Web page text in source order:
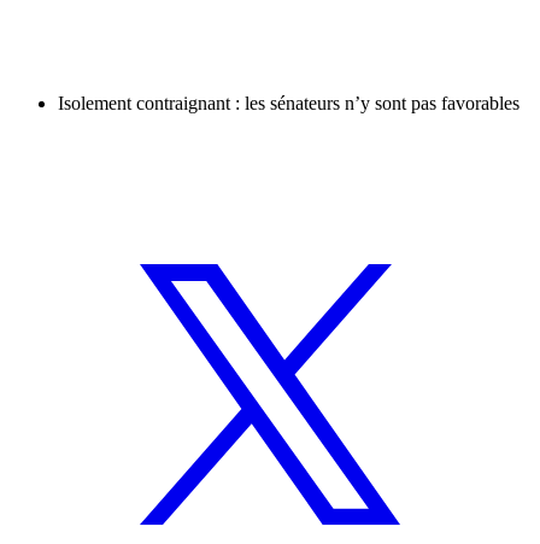
Isolement contraignant : les sénateurs n’y sont pas favorables